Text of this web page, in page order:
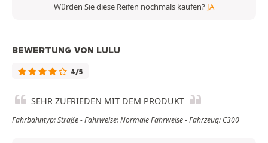
Würden Sie diese Reifen nochmals kaufen? JA
BEWERTUNG VON LULU
4/5
SEHR ZUFRIEDEN MIT DEM PRODUKT
Fahrbahntyp: Straße - Fahrweise: Normale Fahrweise - Fahrzeug: C300